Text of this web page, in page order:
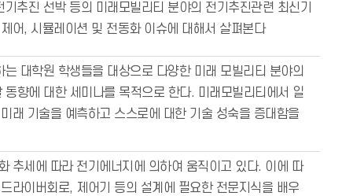
추진 선박 등의 미래모빌리티 분야의 전기추진관련 최신기
어, 시뮬레이션 및 전동화 이슈에 대해서 살펴본다
대학원 학생들을 대상으로 다양한 미래 모빌리티 분야의
향에 대한 세미나를 목적으로 한다. 미래모빌리티에서 일
래 기술을 예측하고 스스로에 대한 기술 성숙을 증대함을
추세에 따라 전기에너지에 의하여 움직이고 있다. 이에 따
라이버회로, 제어기 등의 설계에 필요한 전문지식을 배우